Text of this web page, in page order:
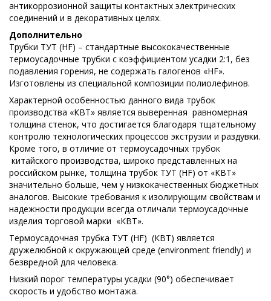
антикоррозионной защиты контактных электрических
соединений и в декоративных целях.
Дополнительно
Трубки ТУТ (HF) – стандартные высококачественные
термоусадочные трубки с коэффициентом усадки 2:1, без
подавления горения, не содержать галогенов «HF».
Изготовлены из специальной композиции полиолефинов.
Характерной особенностью данного вида трубок
производства «КВТ» является выверенная равномерная
толщина стенок, что достигается благодаря тщательному
контролю технологических процессов экструзии и раздувки.
Кроме того, в отличие от термоусадочных трубок
китайского производства, широко представленных на
российском рынке, толщина трубок ТУТ (HF) от «КВТ»
значительно больше, чем у низкокачественных бюджетных
аналогов. Высокие требования к изолирующим свойствам и
надежности продукции всегда отличали термоусадочные
изделия торговой марки «КВТ».
Термоусадочная трубка ТУТ (HF) (КВТ) является
дружелюбной к окружающей среде (environment friendly) и
безвредной для человека.
Низкий порог температуры усадки (90°) обеспечивает
скорость и удобство монтажа.